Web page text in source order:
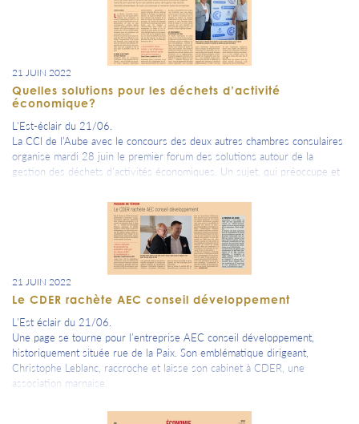
21 JUIN 2022
Quelles solutions pour les déchets d’activité
économique?
L'Est-éclair du 21/06.
La CCI de l’Aube avec le concours des deux autres chambres consulaires
organise mardi 28 juin le premier forum des solutions autour de la
gestion des déchets d’activités économiques. Un sujet, qui préoccupe et
21 JUIN 2022
Le CDER rachète AEC conseil développement
L'Est éclair du 21/06.
Une page se tourne pour l’entreprise AEC conseil développement,
historiquement située rue de la Paix. Son emblématique dirigeant,
Christophe Leblanc, raccroche et laisse son cabinet à CDER, une
association marnaise.